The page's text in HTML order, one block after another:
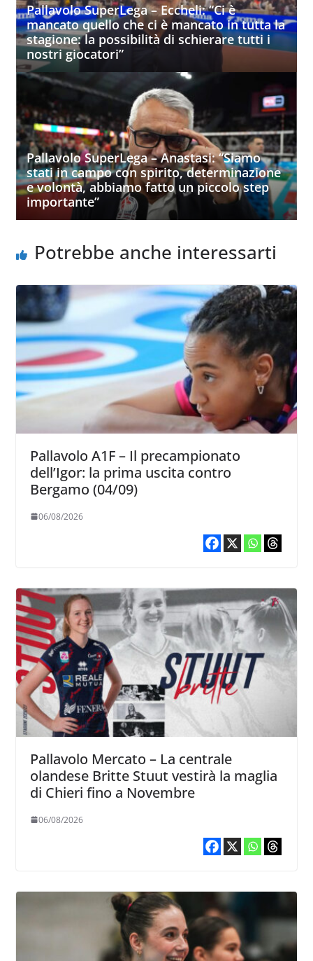
Pallavolo SuperLega – Eccheli: “Ci è
mancato quello che ci è mancato in tutta la
stagione: la possibilità di schierare tutti i
nostri giocatori”
Pallavolo SuperLega – Anastasi: “Siamo
stati in campo con spirito, determinazione
e volontà, abbiamo fatto un piccolo step
importante”
Potrebbe anche interessarti
Pallavolo A1F – Il precampionato
dell’Igor: la prima uscita contro
Bergamo (04/09)
06/08/2026
Pallavolo Mercato – La centrale
olandese Britte Stuut vestirà la maglia
di Chieri fino a Novembre
06/08/2026